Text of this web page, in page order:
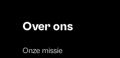
Over ons
Onze missie